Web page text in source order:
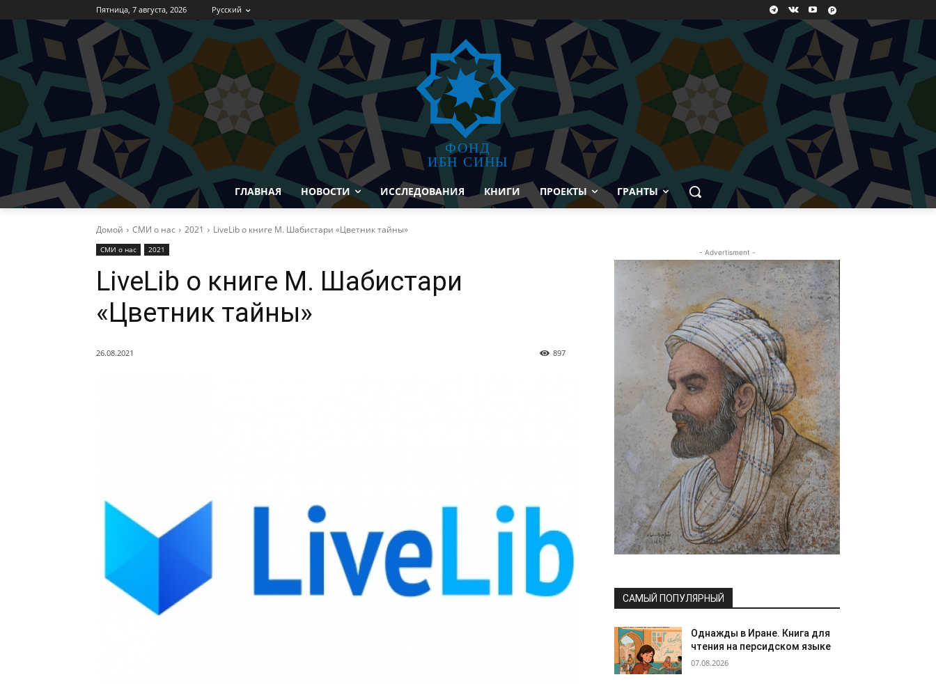
Пятница, 7 августа, 2026 Русский
ФОНД
ИБН СИНЫ
ГЛАВНАЯ НОВОСТИ ИССЛЕДОВАНИЯ КНИГИ ПРОЕКТЫ ГРАНТЫ
Домой СМИ о нас 2021 LiveLib о книге М. Шабистари «Цветник тайны»
СМИ о нас 2021
LiveLib о книге М. Шабистари
«Цветник тайны»
26.08.2021 897
- Advertisment -
САМЫЙ ПОПУЛЯРНЫЙ
Однажды в Иране. Книга для
чтения на персидском языке
07.08.2026